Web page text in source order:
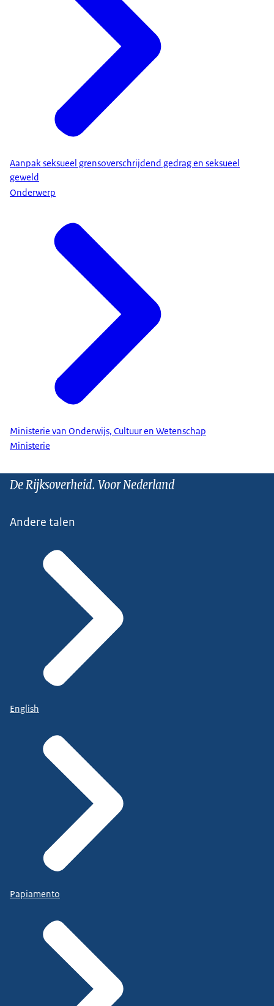
Aanpak seksueel grensoverschrijdend gedrag en seksueel
geweld
Onderwerp
Ministerie van Onderwijs, Cultuur en Wetenschap
Ministerie
De Rijksoverheid. Voor Nederland
Andere talen
English
Papiamento